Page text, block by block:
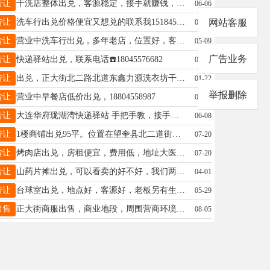
让 干洗店整体出兑，客源稳定，接手就赚钱，无需添加设备，有意者请联系13945562130 06-06
让 洗车行出兑价格便宜又想兑的联系我15184564665 02-14
让 营业中洗车行出兑，多年老店，位置好，客源佳，老顾客多，无需养店，接手即可盈利，非诚勿扰，诚心出兑，正常营业中，联系电话：15545510961 忙时未接请稍后联系 05-09
让 快递驿站出兑，联系电话☎️18045576682 07-21
让 出兑，正大街北二路北道东鑫力源洗衣坊干洗店出兑急兑，因家中有事无人管理客源稳定，有意者联系电话15765796059 01-22
让 营业中早餐店低价出兑，18804558987 03-24
让 大连华府珑湖湾快递驿站 手把手教，接手就赚钱。每月有稳定收入。月入过万的诚心想干18697055522价格面议 06-08
让 1楼商铺出兑95平。位置在望奎县北二道街路南200路西。西南角门朝东，1楼95平。联系电话，18904852171。 07-20
让 烤肉店出兑，房租便宜，费用低，地址大医院北五路口东20米路北，电话18445534561 07-20
让 山药片摊出兑，可以看卖的好不好，我们两口子开店了，没时间出摊了，便宜出兑，2000来块钱做个小买卖联系电话15765799819 04-01
让 台球室出兑，地点好，客源好，老板另有生意忙不过来，忍痛出兑15845533535。 05-29
售 正大街商服出售，商业地段，周围营商环境非常好，交通便利人流量非常大，适合各种经营项目。正大街同源二期小区楼下。一、二楼，总面积 218 平方，价格美丽 电话13845349555 08-05
网站客服
广告业务
举报删除